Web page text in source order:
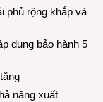
phủ rộng khắp và
dụng bảo hành 5
năng xuất